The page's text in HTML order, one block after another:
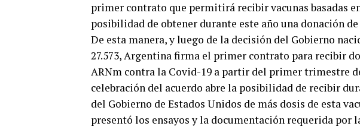
primer contrato que permitirá recibir vacunas basadas
posibilidad de obtener durante este año una donación
De esta manera, y luego de la decisión del Gobierno
27.573, Argentina firma el primer contrato para recibir
ARNm contra la Covid-19 a partir del primer trimestre
celebración del acuerdo abre la posibilidad de recibir
del Gobierno de Estados Unidos de más dosis de esta
presentó los ensayos y la documentación requerida por